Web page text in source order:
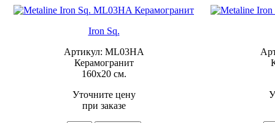
Iron Sq.
Артикул: ML03HA
Керамогранит
160x20 см.
Уточните цену
при заказе